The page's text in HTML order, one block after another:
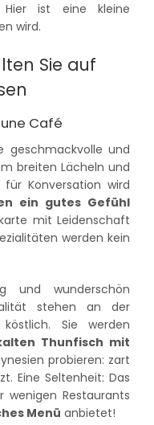
Hier ist eine kleine
wird.
Sie auf
Café
geschmackvolle und
breiten Lächeln und
Konversation wird
ein gutes Gefühl
mit Leidenschaft
werden kein
und wunderschön
stehen an der
Sie werden
Thunfisch mit
probieren: zart
Eine Seltenheit: Das
Restaurants
Menü anbietet!